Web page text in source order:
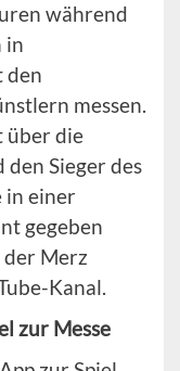
während
in
den
messen.
über die
Sieger des
in einer
gegeben
Merz
Kanal.
zur Messe